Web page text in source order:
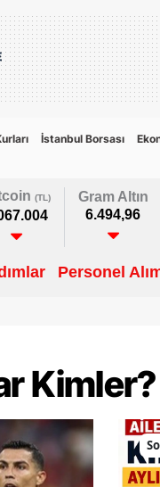
İstanbul Borsası
(TL)
Gram Altın
6.494,96
Personel
Kimler?